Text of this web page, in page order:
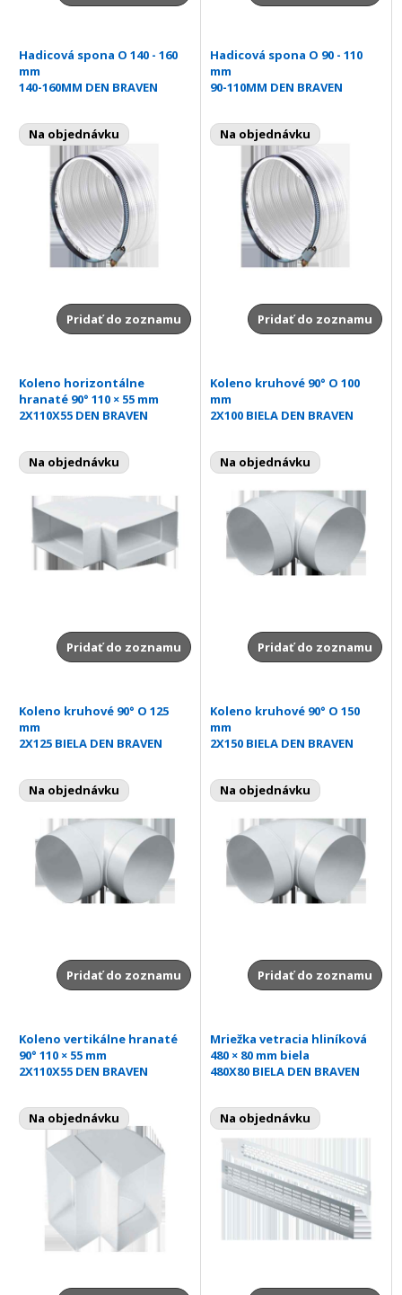
Hadicová spona O 140 - 160
mm
140-160MM DEN BRAVEN
Na objednávku
Pridať do zoznamu
Hadicová spona O 90 - 110
mm
90-110MM DEN BRAVEN
Na objednávku
Pridať do zoznamu
Koleno horizontálne
hranaté 90° 110 × 55 mm
2X110X55 DEN BRAVEN
Na objednávku
Pridať do zoznamu
Koleno kruhové 90° O 100
mm
2X100 BIELA DEN BRAVEN
Na objednávku
Pridať do zoznamu
Koleno kruhové 90° O 125
mm
2X125 BIELA DEN BRAVEN
Na objednávku
Pridať do zoznamu
Koleno kruhové 90° O 150
mm
2X150 BIELA DEN BRAVEN
Na objednávku
Pridať do zoznamu
Koleno vertikálne hranaté
90° 110 × 55 mm
2X110X55 DEN BRAVEN
Na objednávku
Mriežka vetracia hliníková
480 × 80 mm biela
480X80 BIELA DEN BRAVEN
Na objednávku